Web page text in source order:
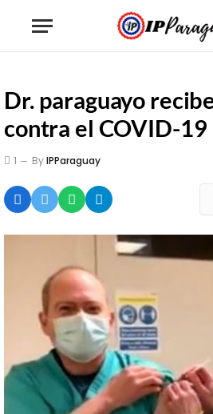
Dr. paraguayo
contra el COVID-19
1 ByIPParaguay